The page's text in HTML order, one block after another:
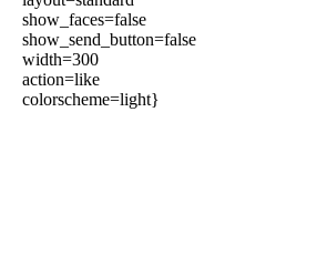
show_faces=false
show_send_button=false
width=300
action=like
colorscheme=light}